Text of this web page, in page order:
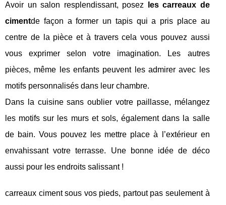
Avoir un salon resplendissant, posez
les carreaux de
cimentde façon a former un tapis qui a pris place au
centre de la pièce et à travers cela vous pouvez aussi
vous exprimer selon votre imagination. Les autres
pièces, même les enfants peuvent les admirer avec les
motifs personnalisés dans leur chambre.
Dans la cuisine sans oublier votre paillasse, mélangez
les motifs sur les murs et sols, également dans la salle
de bain. Vous pouvez les mettre place à l’extérieur en
envahissant votre terrasse. Une bonne idée de déco
aussi pour les endroits salissant !
carreaux ciment sous vos pieds, partout pas seulement à